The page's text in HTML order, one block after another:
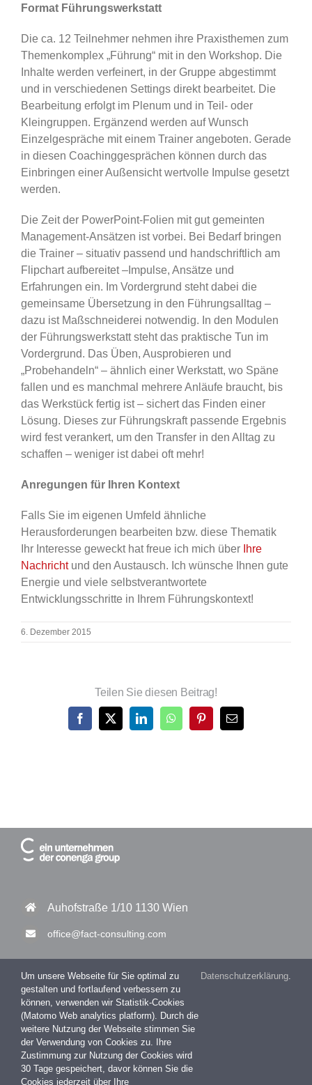
Format Führungswerkstatt
Die ca. 12 Teilnehmer nehmen ihre Praxisthemen zum
Themenkomplex „Führung“ mit in den Workshop. Die
Inhalte werden verfeinert, in der Gruppe abgestimmt
und in verschiedenen Settings direkt bearbeitet. Die
Bearbeitung erfolgt im Plenum und in Teil- oder
Kleingruppen. Ergänzend werden auf Wunsch
Einzelgespräche mit einem Trainer angeboten. Gerade
in diesen Coachinggesprächen können durch das
Einbringen einer Außensicht wertvolle Impulse gesetzt
werden.
Die Zeit der PowerPoint-Folien mit gut gemeinten
Management-Ansätzen ist vorbei. Bei Bedarf bringen
die Trainer – situativ passend und handschriftlich am
Flipchart aufbereitet –Impulse, Ansätze und
Erfahrungen ein. Im Vordergrund steht dabei die
gemeinsame Übersetzung in den Führungsalltag –
dazu ist Maßschneiderei notwendig. In den Modulen
der Führungswerkstatt steht das praktische Tun im
Vordergrund. Das Üben, Ausprobieren und
„Probehandeln“ – ähnlich einer Werkstatt, wo Späne
fallen und es manchmal mehrere Anläufe braucht, bis
das Werkstück fertig ist – sichert das Finden einer
Lösung. Dieses zur Führungskraft passende Ergebnis
wird fest verankert, um den Transfer in den Alltag zu
schaffen – weniger ist dabei oft mehr!
Anregungen für Ihren Kontext
Falls Sie im eigenen Umfeld ähnliche
Herausforderungen bearbeiten bzw. diese Thematik
Ihr Interesse geweckt hat freue ich mich über Ihre
Nachrichtund den Austausch. Ich wünsche Ihnen gute
Energie und viele selbstverantwortete
Entwicklungsschritte in Ihrem Führungskontext!
6. Dezember 2015
Teilen Sie diesen Beitrag!
Facebook
X LinkedInWhatsAppPinterest
E-
Auhofstraße 1/10 1130 Wien
office@fact-consulting.com
+43 1 877 11 30 – 0
+43 1 877 11 30 – 99
Impressum
Um unsere Webseite für Sie optimal zu
gestalten und fortlaufend verbessern zu
können, verwenden wir Statistik-Cookies
(Matomo Web analytics platform). Durch die
weitere Nutzung der Webseite stimmen Sie
der Verwendung von Cookies zu. Ihre
Zustimmung zur Nutzung der Cookies wird
30 Tage gespeichert, davor können Sie die
Cookies jederzeit über Ihre
Datenschutzerklärung.